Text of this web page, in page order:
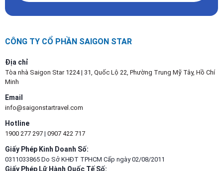
CÔNG TY CỔ PHẦN SAIGON STAR
Địa chỉ
Tòa nhà Saigon Star 1224 | 31, Quốc Lộ 22, Phường Trung Mỹ Tây, Hồ Chí
Minh
Email
info@saigonstartravel.com
Hotline
1900 277 297 | 0907 422 717
Giấy Phép Kinh Doanh Số:
0311033865 Do Sở KHĐT TPHCM Cấp ngày 02/08/2011
Giấy Phép Lữ Hành Quốc Tế Số: